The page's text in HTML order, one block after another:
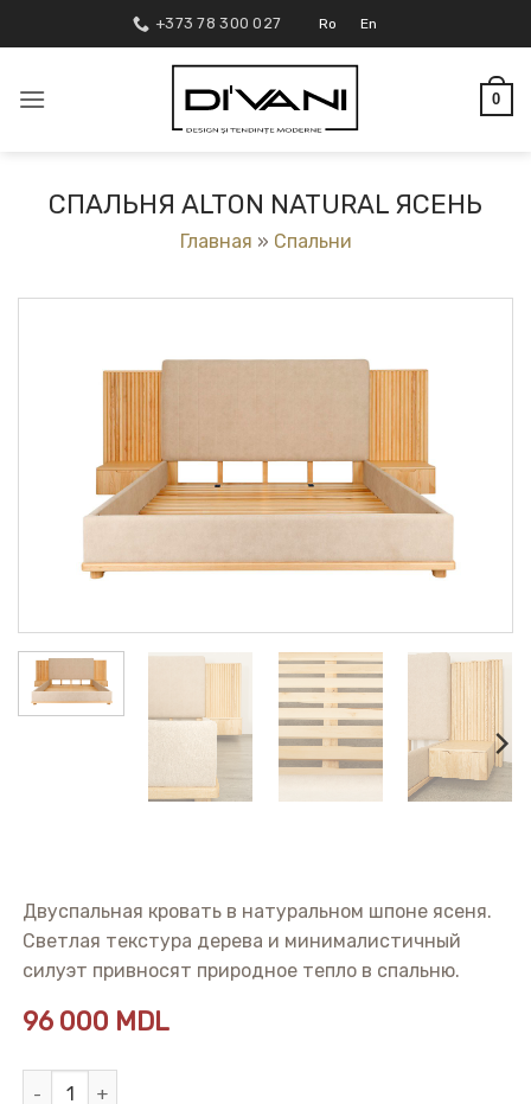
to
+373 78 300 027 Ro En
0
СПАЛЬНЯ ALTON NATURAL ЯСЕНЬ
Главная » Спальни
Двуспальная кровать в натуральном шпоне ясеня.
Светлая текстура дерева и минималистичный
силуэт привносят природное тепло в спальню.
96 000 MDL
Количество товара Кровать Alton Natural Ясень